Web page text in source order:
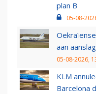
plan B
05-08-
aan
05-08-2026,
KLM
Barcelona